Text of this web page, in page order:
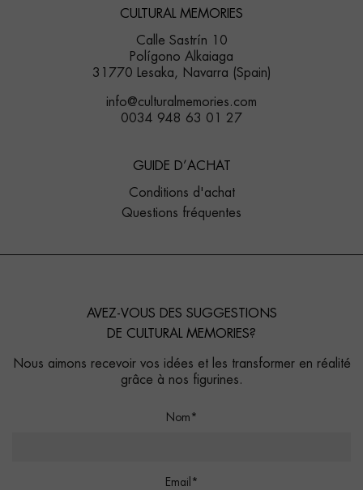
CULTURAL MEMORIES
Calle Sastrín 10
Polígono Alkaiaga
31770 Lesaka, Navarra (Spain)
info@culturalmemories.com
0034 948 63 01 27
GUIDE D’ACHAT
Conditions d'achat
Questions fréquentes
AVEZ-VOUS DES SUGGESTIONS
DE CULTURAL MEMORIES?
Nous aimons recevoir vos idées et les transformer en réalité
grâce à nos figurines.
Nom*
Email*